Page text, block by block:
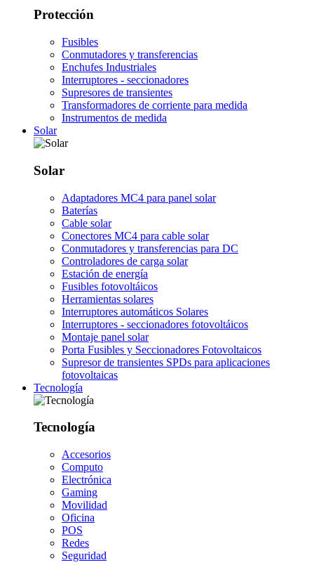
Protección
Fusibles
Conmutadores y transferencias
Enchufes Industriales
Interruptores - seccionadores
Supresores de transientes
Transformadores de corriente para medida
Instrumentos de medida
Solar
Solar
Adaptadores MC4 para panel solar
Baterías
Cable solar
Conectores MC4 para cable solar
Conmutadores y transferencias para DC
Controladores de carga solar
Estación de energía
Fusibles fotovoltáicos
Herramientas solares
Interruptores automáticos Solares
Interruptores - seccionadores fotovoltáicos
Montaje panel solar
Porta Fusibles y Seccionadores Fotovoltaicos
Supresor de transientes SPDs para aplicaciones
fotovoltaicas
Tecnología
Tecnología
Accesorios
Computo
Electrónica
Gaming
Movilidad
Oficina
POS
Redes
Seguridad